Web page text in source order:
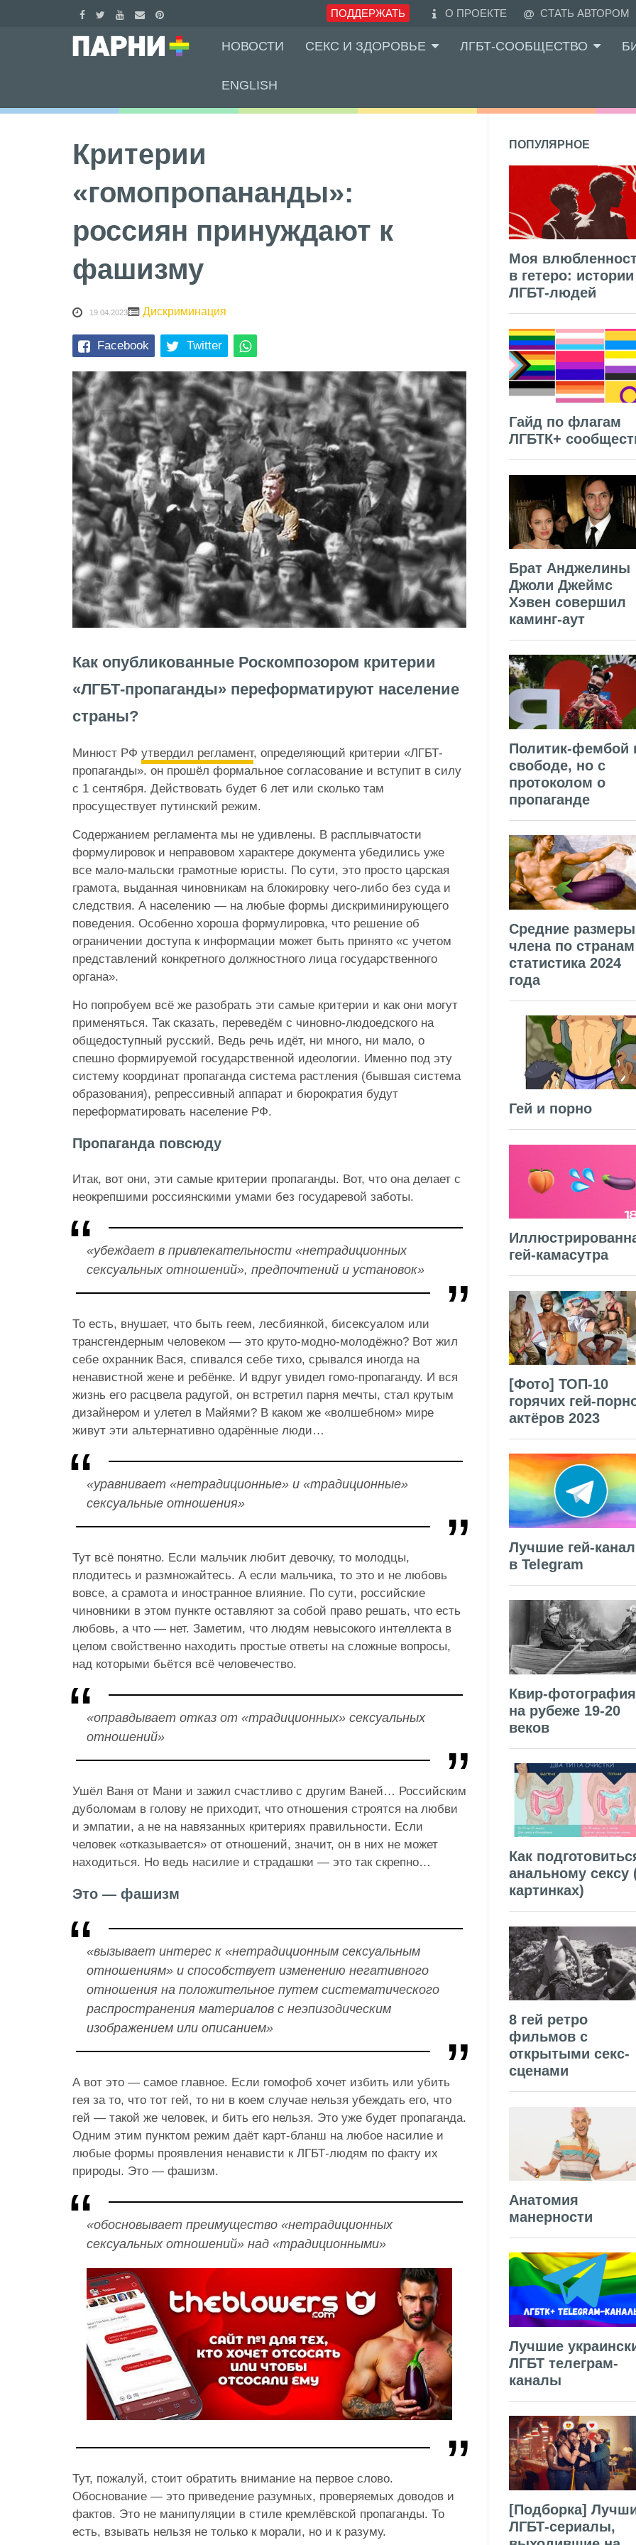
ПОДДЕРЖАТЬ О ПРОЕКТЕ СТАТЬ АВТОРОМ
НОВОСТИ СЕКС И ЗДОРОВЬЕ ЛГБТ-СООБЩЕСТВО
ENGLISH
Критерии
«гомопропананды»:
россиян принуждают к
фашизму
19.04.2023 Дискриминация
Facebook Twitter
Как опубликованные Роскомпозором критерии
«ЛГБТ-пропаганды» переформатируют население
страны?
Минюст РФ утвердил регламент, определяющий критерии «ЛГБТ-
пропаганды». он прошёл формальное согласование и вступит в силу
с 1 сентября. Действовать будет 6 лет или сколько там
просуществует путинский режим.
Содержанием регламента мы не удивлены. В расплывчатости
формулировок и неправовом характере документа убедились уже
все мало-мальски грамотные юристы. По сути, это просто царская
грамота, выданная чиновникам на блокировку чего-либо без суда и
следствия. А населению — на любые формы дискриминирующего
поведения. Особенно хороша формулировка, что решение об
ограничении доступа к информации может быть принято «с учетом
представлений конкретного должностного лица государственного
органа».
Но попробуем всё же разобрать эти самые критерии и как они могут
применяться. Так сказать, переведём с чиновно-людоедского на
общедоступный русский. Ведь речь идёт, ни много, ни мало, о
спешно формируемой государственной идеологии. Именно под эту
систему координат пропаганда система растления (бывшая система
образования), репрессивный аппарат и бюрократия будут
переформатировать население РФ.
Пропаганда повсюду
Итак, вот они, эти самые критерии пропаганды. Вот, что она делает с
неокрепшими россиянскими умами без государевой заботы.
«убеждает в привлекательности «нетрадиционных
сексуальных отношений», предпочтений и установок»
То есть, внушает, что быть геем, лесбиянкой, бисексуалом или
трансгендерным человеком — это круто-модно-молодёжно? Вот жил
себе охранник Вася, спивался себе тихо, срывался иногда на
ненавистной жене и ребёнке. И вдруг увидел гомо-пропаганду. И вся
жизнь его расцвела радугой, он встретил парня мечты, стал крутым
дизайнером и улетел в Майями? В каком же «волшебном» мире
живут эти альтернативно одарённые люди…
«уравнивает «нетрадиционные» и «традиционные»
сексуальные отношения»
Тут всё понятно. Если мальчик любит девочку, то молодцы,
плодитесь и размножайтесь. А если мальчика, то это и не любовь
вовсе, а срамота и иностранное влияние. По сути, российские
чиновники в этом пункте оставляют за собой право решать, что есть
любовь, а что — нет. Заметим, что людям невысокого интеллекта в
целом свойственно находить простые ответы на сложные вопросы,
над которыми бьётся всё человечество.
«оправдывает отказ от «традиционных» сексуальных
отношений»
Ушёл Ваня от Мани и зажил счастливо с другим Ваней… Российским
дуболомам в голову не приходит, что отношения строятся на любви
и эмпатии, а не на навязанных критериях правильности. Если
человек «отказывается» от отношений, значит, он в них не может
находиться. Но ведь насилие и страдашки — это так скрепно…
Это — фашизм
«вызывает интерес к «нетрадиционным сексуальным
отношениям» и способствует изменению негативного
отношения на положительное путем систематического
распространения материалов с неэпизодическим
изображением или описанием»
А вот это — самое главное. Если гомофоб хочет избить или убить
гея за то, что тот гей, то ни в коем случае нельзя убеждать его, что
гей — такой же человек, и бить его нельзя. Это уже будет пропаганда.
Одним этим пунктом режим даёт карт-бланш на любое насилие и
любые формы проявления ненависти к ЛГБТ-людям по факту их
природы. Это — фашизм.
«обосновывает преимущество «нетрадиционных
сексуальных отношений» над «традиционными»
Тут, пожалуй, стоит обратить внимание на первое слово.
Обоснование — это приведение разумных, проверяемых доводов и
фактов. Это не манипуляции в стиле кремлёвской пропаганды. То
есть, взывать нельзя не только к морали, но и к разуму.
ПОПУЛЯРНОЕ
Моя
в гетеро: истории
ЛГБТ-людей
Гайд по флагам
ЛГБТК+
Брат Анджелины
Джоли Джеймс
Хэвен совершил
каминг-аут
Политик-фембой
свободе, но с
протоколом о
пропаганде
Средние размеры
члена по
статистика 2024
года
Гей и порно
гей-камасутра
[Фото] ТОП-10
горячих гей-
актёров 2023
Лучшие гей-
в Telegram
Квир-фотография
на рубеже 19-20
веков
Как
анальному сексу
картинках)
8 гей ретро
фильмов с
открытыми секс-
сценами
Анатомия
манерности
Лучшие
ЛГБТ телеграм-
каналы
[Подборка]
ЛГБТ-сериалы,